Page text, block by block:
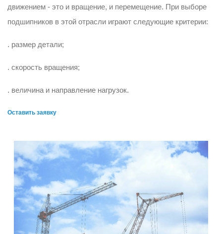
движением - это и вращение, и перемещение. При выборе
подшипников в этой отрасли играют следующие критерии:
. размер детали;
. скорость вращения;
. величина и направление нагрузок.
Оставить заявку